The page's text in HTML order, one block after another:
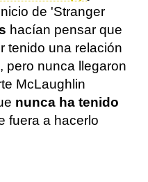
de 'Stranger
hacían pensar que
tenido una relación
, pero nunca llegaron
McLaughlin
nunca ha tenido
fuera a hacerlo